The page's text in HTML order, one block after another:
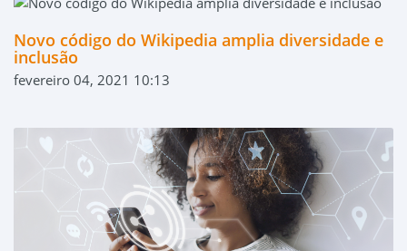
Novo código do Wikipedia amplia diversidade e
inclusão
fevereiro 04, 2021 10:13